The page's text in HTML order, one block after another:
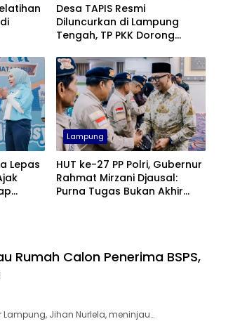
Desa TAPIS Resmi
Diluncurkan di Lampung
Tengah, TP PKK Dorong
Desa
Lepas
Lampung
HUT ke-27 PP Polri, Gubernur
Rahmat Mirzani Djausal:
Purna Tugas Bukan Akhir
Rumah Calon Penerima BSPS,
Lampung, Jihan Nurlela, meninjau…